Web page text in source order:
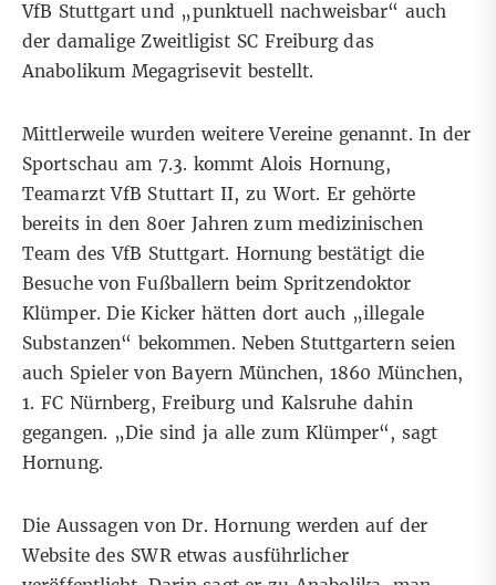
VfB Stuttgart und „punktuell nachweisbar“ auch
der damalige Zweitligist SC Freiburg das
Anabolikum Megagrisevit bestellt.
Mittlerweile wurden weitere Vereine genannt. In der
Sportschau am 7.3. kommt Alois Hornung,
Teamarzt VfB Stuttart II, zu Wort. Er gehörte
bereits in den 80er Jahren zum medizinischen
Team des VfB Stuttgart. Hornung bestätigt die
Besuche von Fußballern beim Spritzendoktor
Klümper. Die Kicker hätten dort auch „illegale
Substanzen“ bekommen. Neben Stuttgartern seien
auch Spieler von Bayern München, 1860 München,
1. FC Nürnberg, Freiburg und Kalsruhe dahin
gegangen. „Die sind ja alle zum Klümper“, sagt
Hornung.
Die Aussagen von Dr. Hornung werden auf der
Website des SWRetwas ausführlicher